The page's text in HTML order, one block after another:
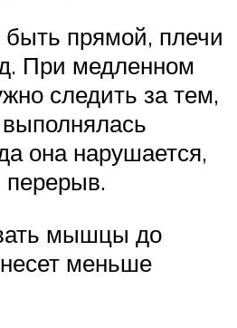
прямой, плечи
При медленном
следить за тем,
она нарушается,
перерыв.
мышцы до
меньше